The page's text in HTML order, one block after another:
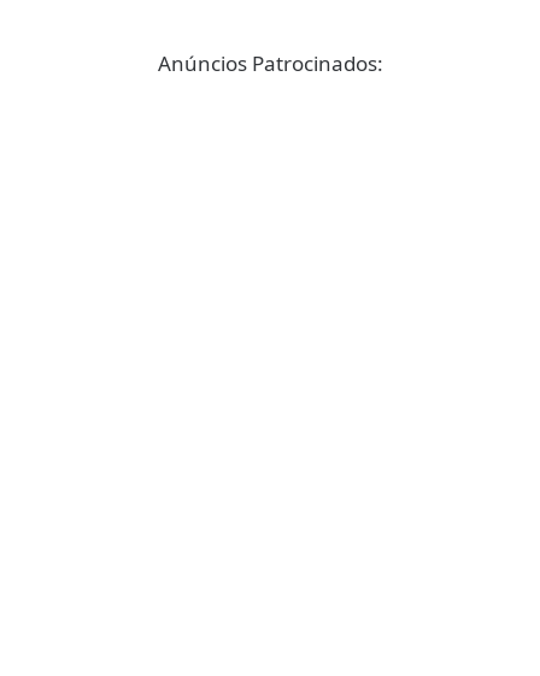
Anúncios Patrocinados: